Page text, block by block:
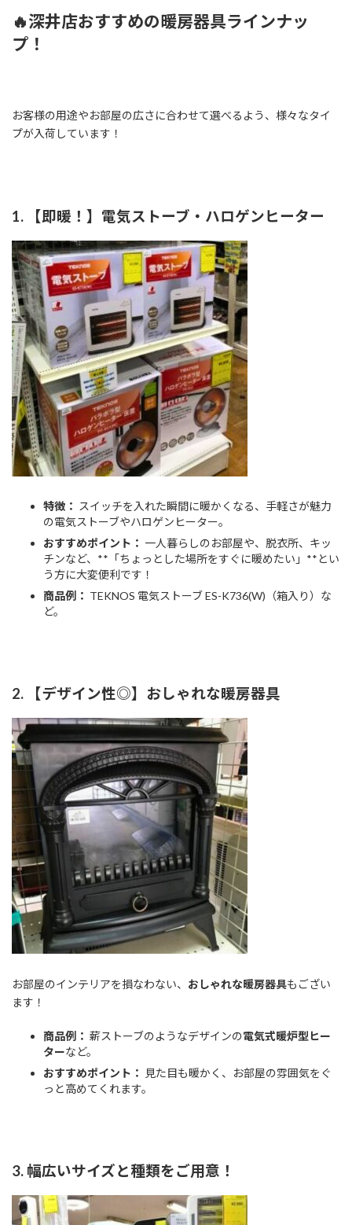
🔥深井店おすすめの暖房器具ラインナッ
プ！
お客様の用途やお部屋の広さに合わせて選べるよう、様々なタイ
プが入荷しています！
1. 【即暖！】電気ストーブ・ハロゲンヒーター
特徴： スイッチを入れた瞬間に暖かくなる、手軽さが魅力
の電気ストーブやハロゲンヒーター。
おすすめポイント： 一人暮らしのお部屋や、脱衣所、キッ
チンなど、**「ちょっとした場所をすぐに暖めたい」**とい
う方に大変便利です！
商品例： TEKNOS 電気ストーブ ES-K736(W)（箱入り）な
ど。
2. 【デザイン性◎】おしゃれな暖房器具
お部屋のインテリアを損なわない、 おしゃれな暖房器具もござい
ます！
商品例： 薪ストーブのようなデザインの電気式暖炉型ヒー
ターなど。
おすすめポイント：
見た目も暖かく、お部屋の雰囲気をぐ
っと高めてくれます。
3. 幅広いサイズと種類をご用意！